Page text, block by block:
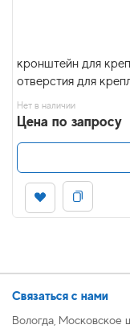
кронштейн для
отверстия для
Нет в наличии
Цена по запросу
Связаться с нами
Вологда,